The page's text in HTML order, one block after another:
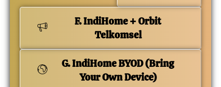
F. IndiHome + Orbit
Telkomsel
G. IndiHome BYOD (Bring
Your Own Device)